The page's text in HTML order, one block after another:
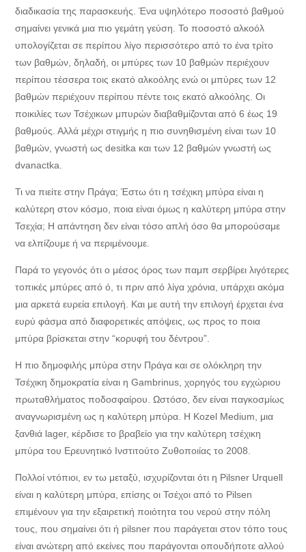
διαδικασία της παρασκευής. Ένα υψηλότερο ποσοστό βαθμού
σημαίνει γενικά μια πιο γεμάτη γεύση. Το ποσοστό αλκοόλ
υπολογίζεται σε περίπου λίγο περισσότερο από το ένα τρίτο
των βαθμών, δηλαδή, οι μπύρες των 10 βαθμών περιέχουν
περίπου τέσσερα τοις εκατό αλκοόλης ενώ οι μπύρες των 12
βαθμών περιέχουν περίπου πέντε τοις εκατό αλκοόλης. Οι
ποικιλίες των Τσέχικων μπυρών διαβαθμίζονται από 6 έως 19
βαθμούς. Αλλά μέχρι στιγμής η πιο συνηθισμένη είναι των 10
βαθμών, γνωστή ως desitka και των 12 βαθμών γνωστή ως
dvanactka.
Τι να πιείτε στην Πράγα; Έστω ότι η τσέχικη μπύρα είναι η
καλύτερη στον κόσμο, ποια είναι όμως η καλύτερη μπύρα στην
Τσεχία; Η απάντηση δεν είναι τόσο απλή όσο θα μπορούσαμε
να ελπίζουμε ή να περιμένουμε.
Παρά το γεγονός ότι ο μέσος όρος των παμπ σερβίρει λιγότερες
τοπικές μπύρες από ό, τι πριν από λίγα χρόνια, υπάρχει ακόμα
μια αρκετά ευρεία επιλογή. Και με αυτή την επιλογή έρχεται ένα
ευρύ φάσμα από διαφορετικές απόψεις, ως προς το ποια
μπύρα βρίσκεται στην “κορυφή του δέντρου”.
Η πιο δημοφιλής μπύρα στην Πράγα και σε ολόκληρη την
Τσέχικη δημοκρατία είναι η Gambrinus, χορηγός του εγχώριου
πρωταθλήματος ποδοσφαίρου. Ωστόσο, δεν είναι παγκοσμίως
αναγνωρισμένη ως η καλύτερη μπύρα. Η Kozel Medium, μια
ξανθιά lager, κέρδισε το βραβείο για την καλύτερη τσέχικη
μπύρα του Ερευνητικό Ινστιτούτο Ζυθοποιίας το 2008.
Πολλοί ντόπιοι, εν τω μεταξύ, ισχυρίζονται ότι η Pilsner Urquell
είναι η καλύτερη μπύρα, επίσης οι Τσέχοι από το Pilsen
επιμένουν για την εξαιρετική ποιότητα του νερού στην πόλη
τους, που σημαίνει ότι ή pilsner που παράγεται στον τόπο τους
είναι ανώτερη από εκείνες που παράγονται οπουδήποτε αλλού